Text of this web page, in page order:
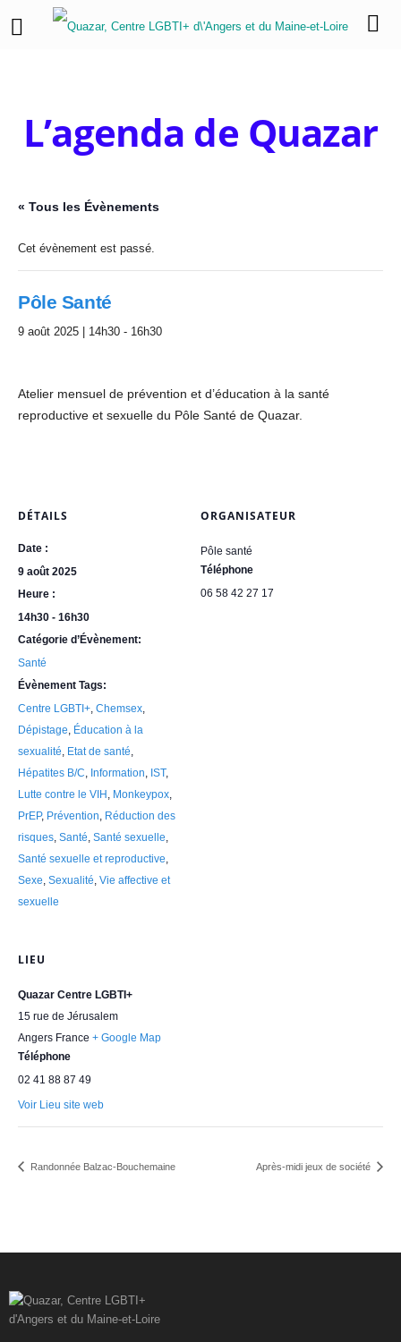
L’agenda de Quazar
« Tous les Évènements
Cet évènement est passé.
Pôle Santé
9 août 2025 | 14h30 - 16h30
Atelier mensuel de prévention et d’éducation à la santé
reproductive et sexuelle du Pôle Santé de Quazar.
DÉTAILS
Date :
9 août 2025
Heure :
14h30 - 16h30
Catégorie d’Évènement:
Santé
Évènement Tags:
Centre LGBTI+, Chemsex,
Dépistage, Éducation à la
sexualité, Etat de santé,
Hépatites B/C, Information, IST,
Lutte contre le VIH , Monkeypox,
PrEP, Prévention, Réduction des
risques, Santé, Santé sexuelle,
Santé sexuelle et reproductive,
Sexe, Sexualité, Vie affective et
sexuelle
LIEU
Quazar Centre LGBTI+
15 rue de Jérusalem
Angers France + Google Map
Téléphone
02 41 88 87 49
Voir Lieu site web
ORGANISATEUR
Pôle santé
Téléphone
06 58 42 27 17
Randonnée Balzac-Bouchemaine Après-midi jeux de société